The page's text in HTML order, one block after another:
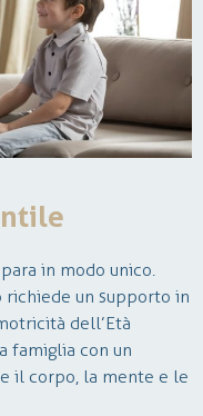
in modo unico.
richiede un supporto in
dell’Età
famiglia con un
il corpo, la mente e le
chirurgica che si
delle patologie a
e periferico.
per condizioni
Nei casi più
oncologiche,